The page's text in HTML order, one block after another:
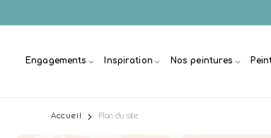
au
Engagements Inspiration Nos peintures
Accueil Plan du site